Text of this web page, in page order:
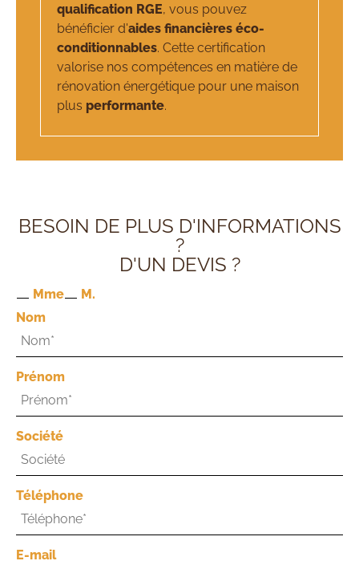
qualification RGE, vous pouvez
bénéficier d'aides financières éco-
conditionnables. Cette certification
valorise nos compétences en matière de
rénovation énergétique pour une maison
plus performante.
BESOIN DE PLUS D'INFORMATIONS
?
D'UN DEVIS ?
Mme
M.
Nom
Prénom
Société
Téléphone
E-mail